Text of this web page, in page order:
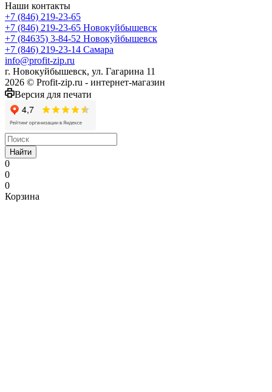
Наши контакты
+7 (846) 219-23-65
+7 (846) 219-23-65 Новокуйбышевск
+7 (84635) 3-84-52 Новокуйбышевск
+7 (846) 219-23-14 Самара
info@profit-zip.ru
г. Новокуйбышевск, ул. Гагарина 11
2026 © Profit-zip.ru - интернет-магазин
Версия для печати
Найти
0
0
0
Корзина